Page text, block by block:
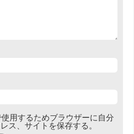
用するためブラウザーに自分
ス、サイトを保存する。